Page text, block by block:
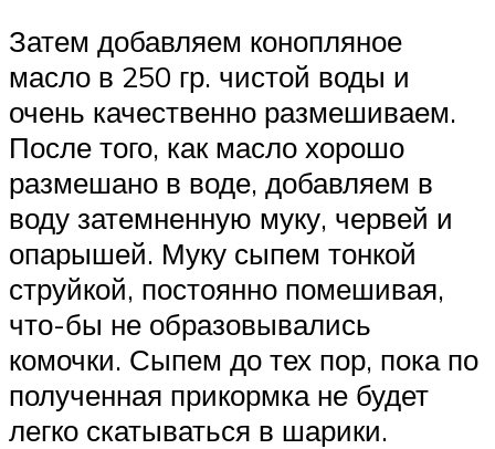
Затем добавляем конопляное
масло в 250 гр. чистой воды и
очень качественно размешиваем.
После того, как масло хорошо
размешано в воде, добавляем в
воду затемненную муку, червей и
опарышей. Муку сыпем тонкой
струйкой, постоянно помешивая,
что-бы не образовывались
комочки. Сыпем до тех пор, пока по
полученная прикормка не будет
легко скатываться в шарики.